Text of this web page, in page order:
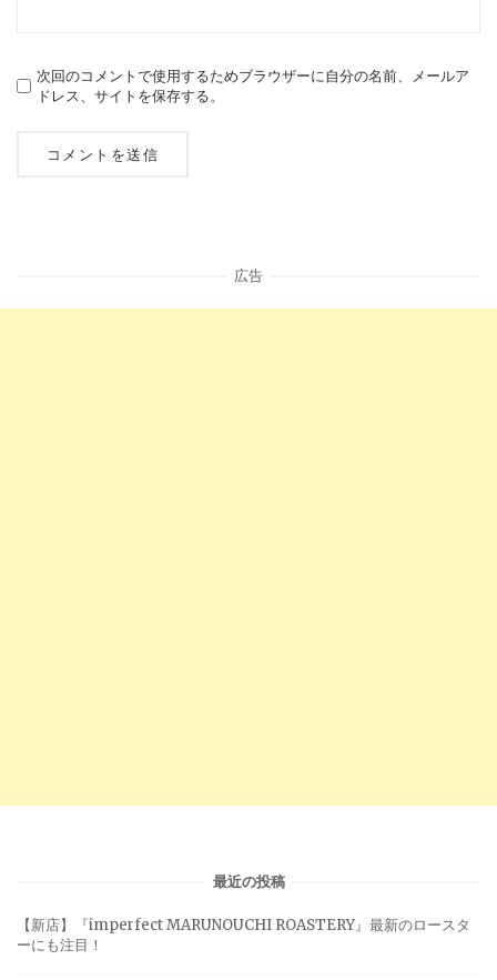
次回のコメントで使用するためブラウザーに自分の名前、メールア
ドレス、サイトを保存する。
広告
最近の投稿
【新店】『imperfect MARUNOUCHI ROASTERY』最新のロースタ
ーにも注目！